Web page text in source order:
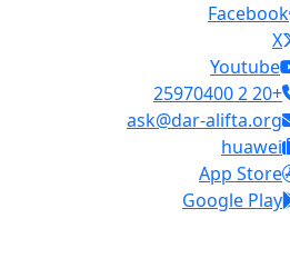
Facebook
X
Youtube
+20 2 25970400
ask@dar-alifta.org
huawei
App Store
Google Play